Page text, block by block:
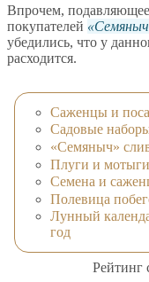
Впрочем,
покупателей
убедились, что у
расходится.
Саженцы и
Садовые
«Семяныч»
Плуги и
Семена и
Полевица
Лунный
год
Рейтинг